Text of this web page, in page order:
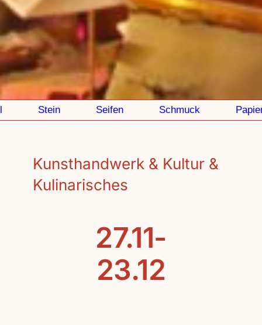
Stein Seifen Schmuck Papier
Kunsthandwerk & Kultur &
Kulinarisches
27.11-
23.12